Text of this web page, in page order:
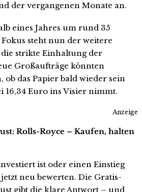
der vergangenen Monate an.
eines Jahres um rund 35
steht nun der weitere
strikte Einhaltung der
Großaufträge könnten
ob das Papier bald wieder sein
16,34 Euro ins Visier nimmt.
Anzeige
Rolls-Royce – Kaufen, halten
ist oder einen Einstieg
neu bewerten. Die Gratis-
gibt die klare Antwort – und